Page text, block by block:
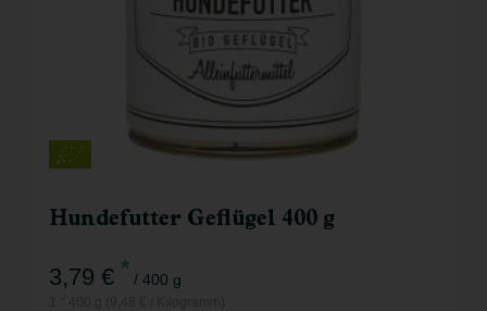
Hundefutter Geflügel 400 g
3,79 € * / 400 g